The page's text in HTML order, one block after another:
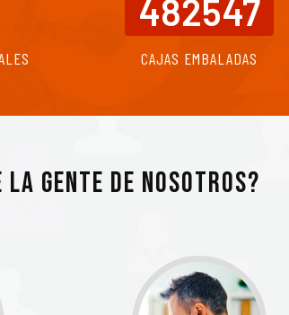
482547
CAJAS EMBALADAS
la gente de Nosotros?